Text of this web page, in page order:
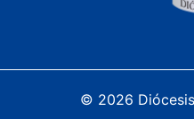
© 2026